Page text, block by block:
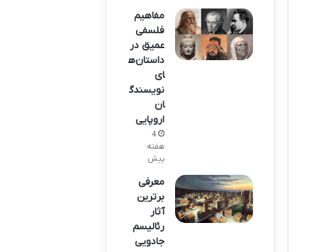
مفاهیم
فلسفی
عمیق در
داستان‌ه
ای
نویسندگ
ان
اروپایی
4
هفته
پیش
معرفی
برترین
آثار
رئالیسم
جادویی